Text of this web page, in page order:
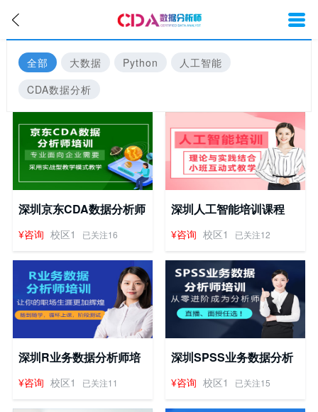
全部 大数据 Python
人工智能
CDA数据分析
深圳京东CDA数据分析师
培训课程
¥咨询 校区1 已关注16
深圳人工智能培训课程
¥咨询 校区1 已关注12
深圳R业务数据分析师培
训课程
¥咨询 校区1 已关注11
深圳SPSS业务数据分析
师培训课程
¥咨询 校区1 已关注15